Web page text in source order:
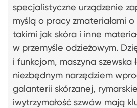
specjalistyczne urządzenie
myślą o pracy zmateriałami
takimi jak skóra i inne
w przemyśle odzieżowym.
i funkcjom, maszyna szewska
niezbędnym narzędziem
galanterii skórzanej,
iwytrzymałość szwów mają